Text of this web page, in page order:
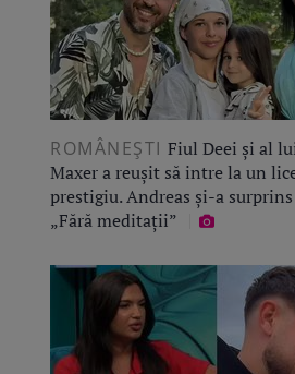
ROMÂNEŞTI Fiul Deei și al
Maxer a reușit să intre la un
prestigiu. Andreas și-a
„Fără meditații”